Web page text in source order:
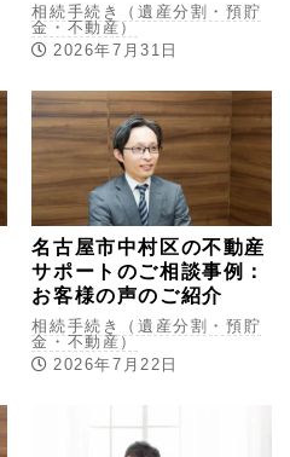
相続手続き（遺産分割・預貯
金・不動産）
2026年7月31日
名古屋市中村区の不動産
サポートのご相談事例：
お客様の声のご紹介
相続手続き（遺産分割・預貯
金・不動産）
2026年7月22日